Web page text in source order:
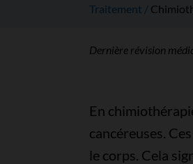
Traitement
Dernière révision
En
cancéreuses.
le corps. Cela